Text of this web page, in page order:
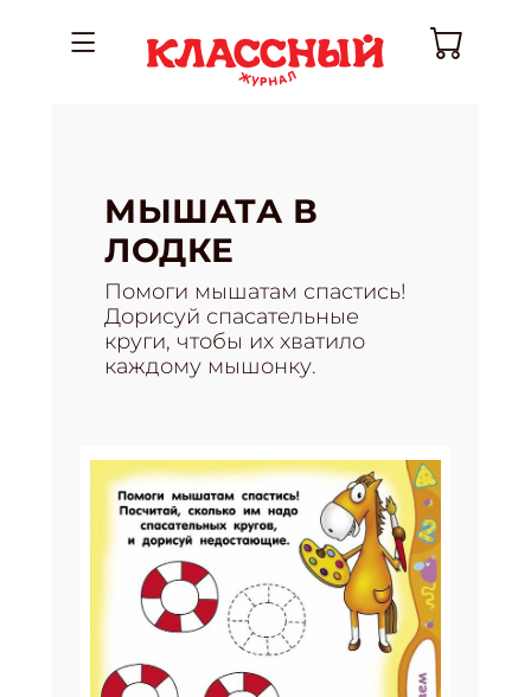
МЫШАТА В
ЛОДКЕ
Помоги мышатам спастись!
Дорисуй спасательные
круги, чтобы их хватило
каждому мышонку.